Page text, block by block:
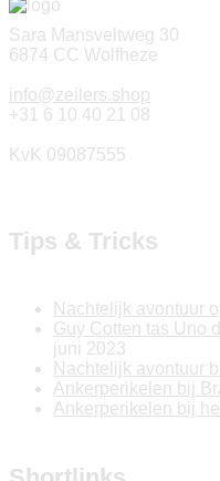
Sara Mansveltweg 30
6874 CC Wolfheze
info@zeilers.shop
+31 6 10 40 21 08
KvK 09087555
Tips & Tricks
Nachtelijk avontuur
Guy Cotten tas Uno
juni 2023
Nachtelijk avontuur
Ankerperikelen bij
Ankerperikelen bij